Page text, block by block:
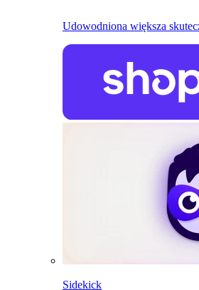
Udowodniona większa
Sidekick